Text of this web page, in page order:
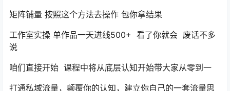
矩阵铺量 按照这个方法去操作 包你拿结果
工作室实操 单作品一天进线500+ 看了你就会 废话不多
说
咱们直接开始 课程中将从底层认知开始带大家从零到一
打通私域流量，颠覆你的认知，建立你自己的一套流量思